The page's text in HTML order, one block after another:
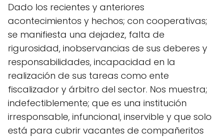
Dado los recientes y anteriores
acontecimientos y hechos; con cooperativas;
se manifiesta una dejadez, falta de
rigurosidad, inobservancias de sus deberes y
responsabilidades, incapacidad en la
realización de sus tareas como ente
fiscalizador y árbitro del sector. Nos muestra;
indefectiblemente; que es una institución
irresponsable, infuncional, inservible y que solo
está para cubrir vacantes de compañeritos